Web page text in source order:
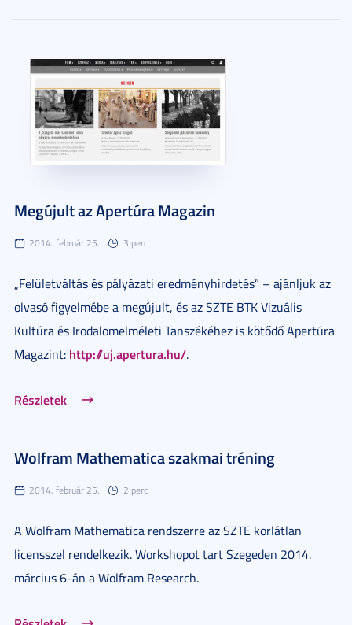
Megújult az Apertúra Magazin
2014. február 25. 3 perc
„Felületváltás és pályázati eredményhirdetés” – ajánljuk az
olvasó figyelmébe a megújult, és az SZTE BTK Vizuális
Kultúra és Irodalomelméleti Tanszékéhez is kötődő Apertúra
Magazint: http://uj.apertura.hu/.
Részletek
Wolfram Mathematica szakmai tréning
2014. február 25. 2 perc
A Wolfram Mathematica rendszerre az SZTE korlátlan
licensszel rendelkezik. Workshopot tart Szegeden 2014.
március 6-án a Wolfram Research.